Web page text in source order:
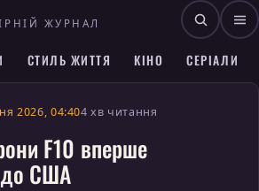
ЖУРНАЛ
СТИЛЬ ЖИТТЯ КІНО СЕРІАЛИ
2026, 04:404 хв читання
F10 вперше
до США